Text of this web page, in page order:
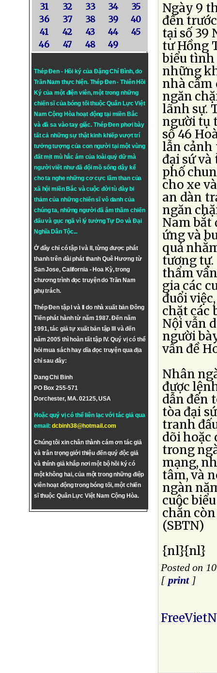
31
32 33 34
35
36
37 38 39
40
41
42 43 44
45
46
47 48 49
Thép Đen - Hồi ký của Đặng Chí Bình, do
Trần Nam thực hiện. Thép Đen- Thiên Hồi
Ký của một điện viên, một trong những
chiến sĩ của bóng tối thuộc Quân Lực Việt
Nam Cộng Hòa hoạt động tại miền Bắc
và đã sa vào tay giặc. Thép Đen phơi bày
tất cả những sự thật kinh khiếp vượt trí
tưởng tượng của con người tại một vùng
đất mịt mù hắc ám của loài quỷ dữ mà
người viết như đã đội mồ sống dậy kể
cho ta nghe những cơ cực lầm than của
xã hội miền Bắc và cuộc đời tù đày bi
thảm của những chiến sĩ vô danh của
chúng ta, những người đã âm thầm chiến
đấu và gục ngã vì lý tưởngTự DovàĐại
Nghĩa Dân Tộc...
Ở đây chỉ có tập I và II, từng được phát
thanh trên đài phát thanh Quê Hương từ
San Jose, California - Hoa Kỳ, trong
chương trình đọc truyện do Trần Nam
phụ trách.
Thép Đen tập I và II do nhà xuất bản Đông
Tiến phát hành từ năm 1987. Đến năm
1991, tác giả tự xuất bản tập III và đến
năm 2005 thì hoàn tất tập IV. Quý vị có thể
hỏi mua sách hay dĩa đọc truyện qua địa
chỉ sau đây:
Dang Chi Binh
PO Box 255-571
Dorchester, MA. 02125, USA
Hoặc quý vị có thể liên lạc với tác giả qua
email:dcbinh38@hotmail.com
Chúng tôi xin chân thành cám ơn tác giả
và trân trọng giới thiệu đến quý độc giả
và thính giả khắp nơi một bộ hồi ký có
một không hai, của một trong những điệp
viên hoạt động trong bóng tối, một chiến
sĩ thuộc Quân Lực Việt Nam Cộng Hòa.
Ngày 9
đến
tại số 39
tư Hồng
biểu tình
những
nhà cầm
ngăn
lãnh sự.
người tụ
số 46
lẫn cảnh
đại sứ
phố
cho xe
an dàn
ngăn
Nam bắt
ứng và
quả
tương tự.
thẩm
gia các
đuổi
chặt các
Nội vẫn
người
vấn đề
Nhân
được
dẫn đến
tòa đại
tranh
dõi hoặc
trong
mạng,
tâm, và
ngàn
cuộc
chắn
(SBTN)
{nl}{nl}
Posted on
[ print]